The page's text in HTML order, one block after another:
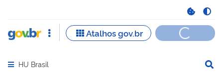
Abrir menu principal de navegação
HU Brasil